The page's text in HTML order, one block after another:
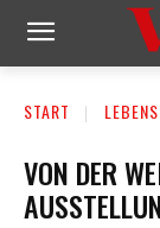
START
VON DER